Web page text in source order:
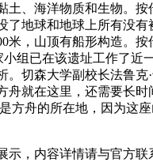
、海洋物质和生物。
了地球和地球上所有没
米，山顶有船形构造。
小组已在该遗址工作了
切森大学副校长法鲁
就在这里，还需要长
方舟的所在地，因为这
示，内容详情请与官方联